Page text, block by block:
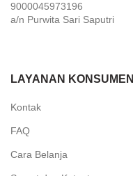
9000045973196
a/n Purwita Sari Saputri
LAYANAN KONSUMEN
Kontak
FAQ
Cara Belanja